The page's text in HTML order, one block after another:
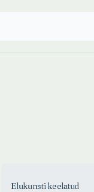
Elukunsti keelatud